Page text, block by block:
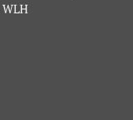
WLH